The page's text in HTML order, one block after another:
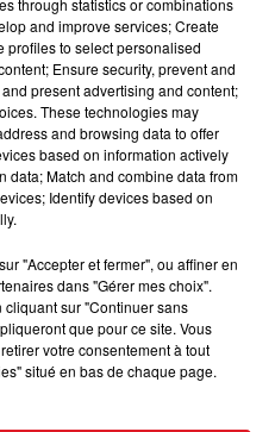
9h19
9h19
and improve services; Create
profiles to select personalised
Ensure security, prevent and
present advertising and content;
These technologies may
and browsing data to offer
based on information actively
data; Match and combine data from
Identify devices based on
"Accepter et fermer", ou affiner en
dans "Gérer mes choix".
sur "Continuer sans
que pour ce site. Vous
votre consentement à tout
situé en bas de chaque page.